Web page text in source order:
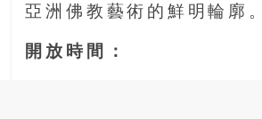
亞洲佛教藝術的鮮明輪廓。
開放時間：